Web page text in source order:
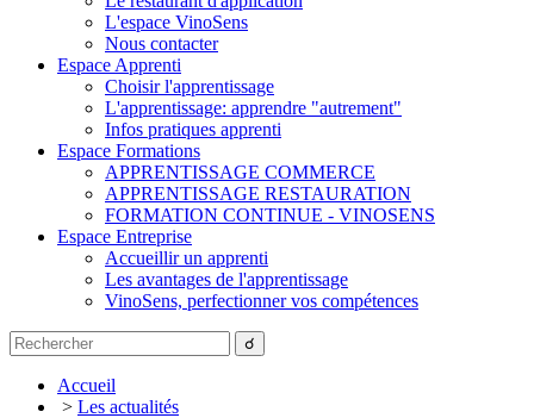
L'espace VinoSens
Nous contacter
Espace Apprenti
Choisir l'apprentissage
L'apprentissage: apprendre "autrement"
Infos pratiques apprenti
Espace Formations
APPRENTISSAGE COMMERCE
APPRENTISSAGE RESTAURATION
FORMATION CONTINUE - VINOSENS
Espace Entreprise
Accueillir un apprenti
Les avantages de l'apprentissage
VinoSens, perfectionner vos compétences
Accueil
> Les actualités